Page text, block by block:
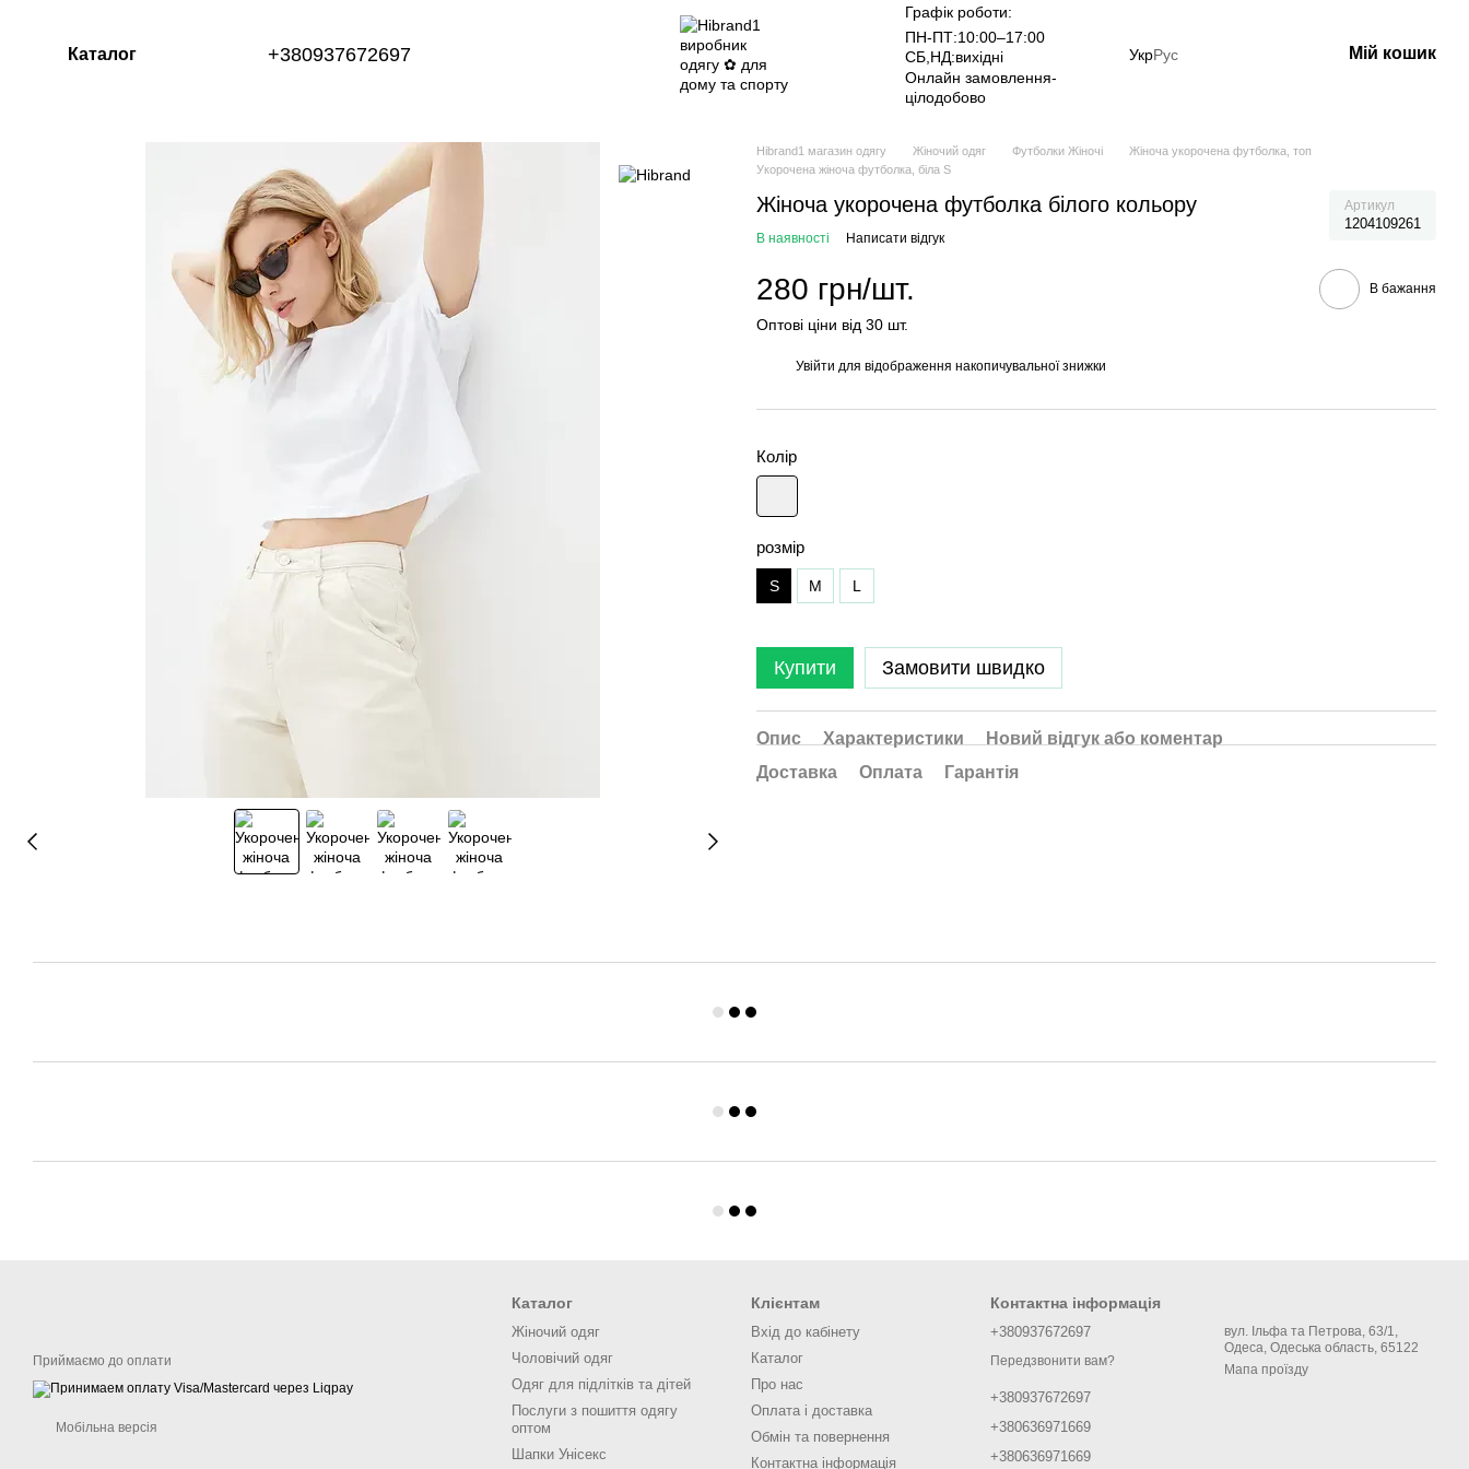
Каталог +380937672697
Графік роботи:
ПН-ПТ:10:00–17:00
СБ,НД:вихідні
Онлайн замовлення-
цілодобово
УкрРус Мій кошик
Hibrand1 магазин одягу Жіночий одяг Футболки Жіночі
Жіноча укорочена футболка, топ
Укорочена жіноча футболка, біла S
Жіноча укорочена футболка білого кольору Артикул
1204109261
В наявності Написати відгук
280 грн/шт. В бажання
Оптові ціни від 30 шт.
Увійти для відображення накопичувальної знижки
Колір
розмір
S M L
Купити Замовити швидко
Опис Характеристики
Новий відгук або коментар
Доставка
Оплата Гарантія
Приймаємо до оплати
Мобільна версія
Каталог
Жіночий одяг
Чоловічий одяг
Одяг для підлітків та дітей
Послуги з пошиття одягу
оптом
Шапки Унісекс
Клієнтам
Вхід до кабінету
Каталог
Про нас
Оплата і доставка
Обмін та повернення
Контактна інформація
Контактна інформація
+380937672697
Передзвонити вам?
+380937672697
+380636971669
+380636971669
вул. Ільфа та Петрова, 63/1,
Одеса, Одеська область, 65122
Мапа проїзду